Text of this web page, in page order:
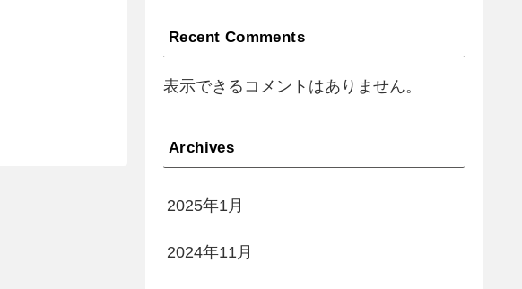
Recent Comments
表示できるコメントはありません。
Archives
2025年1月
2024年11月